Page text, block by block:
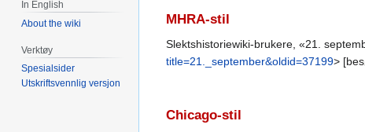
MHRA-stil
Slektshistoriewiki-brukere, «21.
title=21._september&oldid=37199>
Chicago-stil
In English
About the wiki
Verktøy
Spesialsider
Utskriftsvennlig versjon